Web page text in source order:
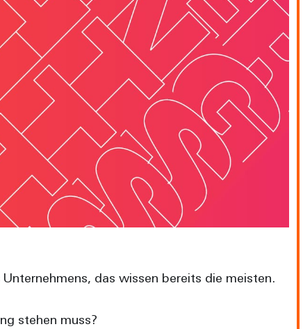
das wissen bereits die meisten.
stehen muss?